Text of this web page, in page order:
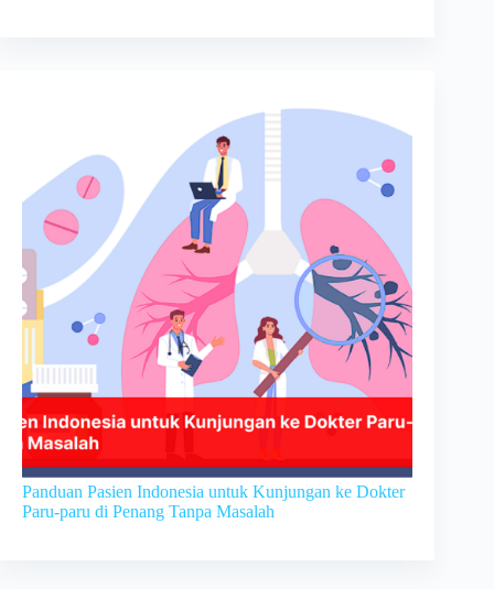
Panduan Pasien Indonesia untuk Kunjungan ke Dokter
Paru-paru di Penang Tanpa Masalah